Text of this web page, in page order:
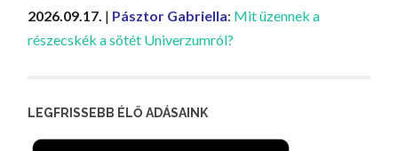
2026.09.17. | Pásztor Gabriella: Mit üzennek a
részecskék a sötét Univerzumról?
LEGFRISSEBB ÉLŐ ADÁSAINK